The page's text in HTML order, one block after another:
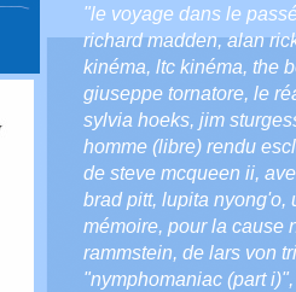
"le voyage dans le
richard madden,alan
kinéma, ltc kinéma, the
giuseppe tornatore, le
sylvia hoeks, jim
homme (libre) rendu
de steve mcqueen ii,
brad pitt, lupita nyong'o,
mémoire, pour la cause
rammstein, de lars von
"nymphomaniac (part i)"